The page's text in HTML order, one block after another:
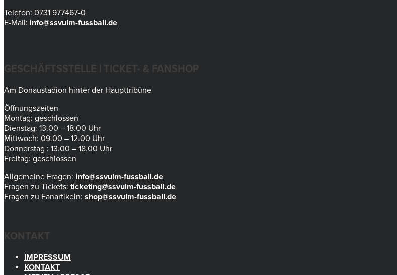
Telefon: 0731 977467-0
E-Mail: info@ssvulm-fussball.de
GESCHÄFTSSTELLE | TICKET- & FANSHOP
Am Donaustadion hinter der Haupttribüne
Öffnungszeiten
Montag: geschlossen
Dienstag: 13.00 – 18.00 Uhr
Mittwoch: 09.00 – 12.00 Uhr
Donnerstag : 13.00 – 18.00 Uhr
Freitag: geschlossen
Allgemeine Fragen: info@ssvulm-fussball.de
Fragen zu Tickets: ticketing@ssvulm-fussball.de
Fragen zu Fanartikeln: shop@ssvulm-fussball.de
KONTAKT
IMPRESSUM
KONTAKT